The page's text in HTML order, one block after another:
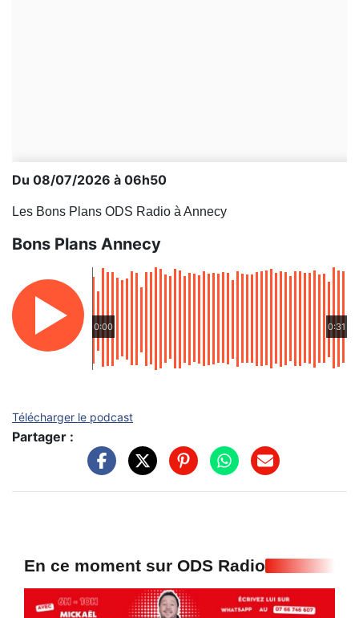
Du 08/07/2026 à 06h50
Les Bons Plans ODS Radio à Annecy
Bons Plans Annecy
0:00 0:31
Télécharger le podcast
Partager :
En ce moment sur ODS Radio